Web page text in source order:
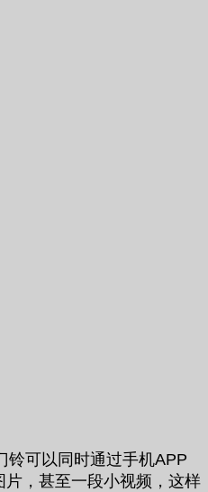
铃可以同时通过手机APP
，甚至一段小视频，这样